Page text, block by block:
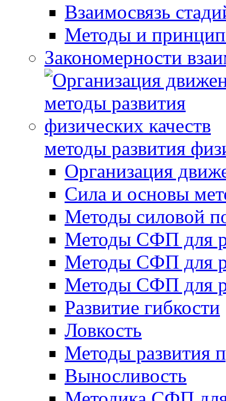
Взаимосвязь
Методы и
Закономерности
методы развития
Организация
Сила и основы
Методы силовой
Методы СФП для
Методы СФП для
Методы СФП для
Развитие гибкости
Ловкость
Методы развития
Выносливость